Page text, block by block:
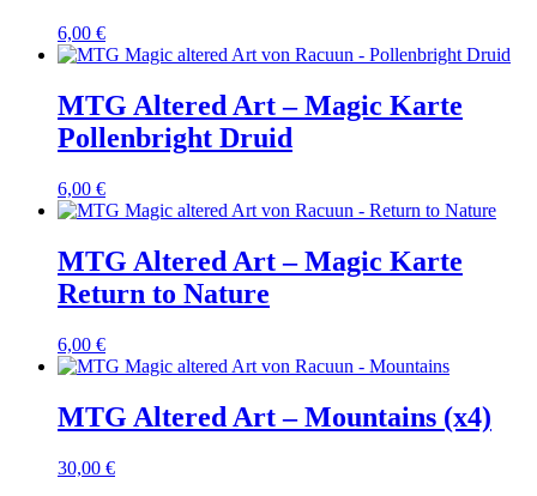
6,00 €
MTG Altered Art – Magic Karte
Pollenbright Druid
6,00 €
MTG Altered Art – Magic Karte
Return to Nature
6,00 €
MTG Altered Art – Mountains (x4)
30,00 €